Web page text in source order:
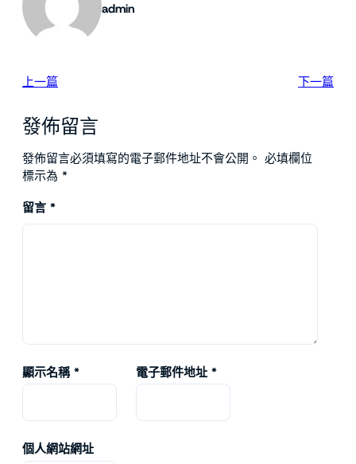
admin
上一篇 下一篇
發佈留言
發佈留言必須填寫的電子郵件地址不會公開。 必填欄位
標示為 *
留言 *
顯示名稱 * 電子郵件地址 *
個人網站網址